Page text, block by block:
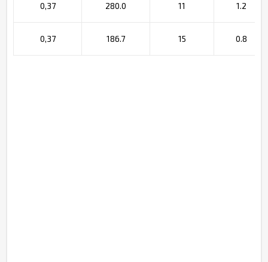
0,37 280.0 11 1.2
0,37 186.7 15 0.8